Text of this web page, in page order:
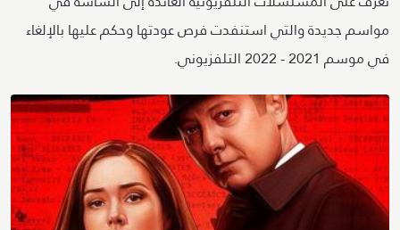
مواسم جديدة والتي استنفدت فرص عودتها وحكم عليها بالإلغاء
في موسم 2021 - 2022 التلفزيوني.